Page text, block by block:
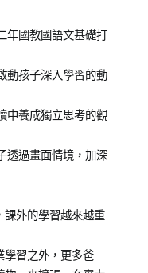
年國教國語文基礎打
動孩子深入學習的動
中養成獨立思考的觀
透過畫面情境，加深
課外的學習越來越重
學習之外，更多爸